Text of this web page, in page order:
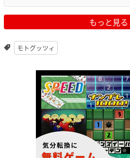
もっと見る
モトグッツィ